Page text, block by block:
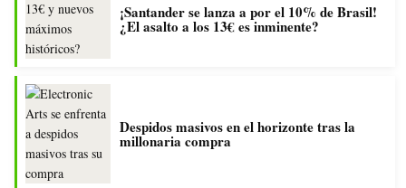
¡Santander se lanza a por el 10% de Brasil!
¿El asalto a los 13€ es inminente?
Despidos masivos en el horizonte tras la
millonaria compra